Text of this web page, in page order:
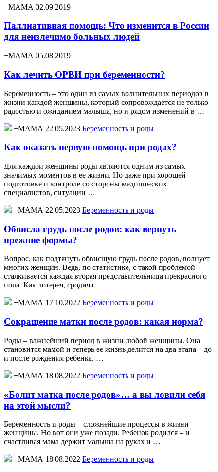
+МАМА 02.09.2019
Паллиативная помощь: Что изменится в России
для неизлечимо больных людей
+МАМА 05.08.2019
Как лечить ОРВИ при беременности?
Беременность – это один из самых волнительных периодов в
жизни каждой женщины, который сопровождается не только
радостью и ожиданием малыша, но и рядом изменений в …
+МАМА 22.05.2023 Беременность и роды
Как оказать первую помощь при родах?
Для каждой женщины роды являются одним из самых
значимых моментов в ее жизни. Но даже при хорошей
подготовке и контроле со стороны медицинских
специалистов, ситуации …
+МАМА 22.05.2023 Беременность и роды
Обвисла грудь после родов: как вернуть
прежние формы?
Вопрос, как подтянуть обвисшую грудь после родов, волнует
многих женщин. Ведь, по статистике, с такой проблемой
сталкивается каждая вторая представительница прекрасного
пола. Как лотерея, сродняя …
+МАМА 17.10.2022 Беременность и роды
Сокращение матки после родов: какая норма?
Роды – важнейший период в жизни любой женщины. Она
становится мамой и теперь ее жизнь делится на два этапа – до
и после рождения ребенка. …
+МАМА 18.08.2022 Беременность и роды
«Болит матка после родов»… а вы ловили себя
на этой мысли?
Беременность и роды – сложнейшие процессы в жизни
женщины. Но вот они уже позади. Ребенок родился – и
счастливая мама держит малыша на руках и …
+МАМА 18.08.2022 Беременность и роды